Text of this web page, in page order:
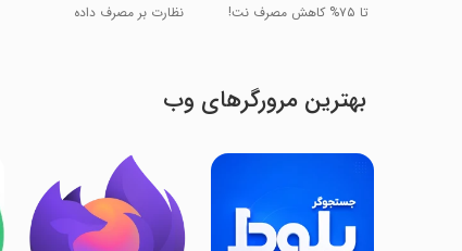
تا ۷۵% کاهش مصرف نت!
نظارت بر مصرف داده
بهترین مرورگرهای وب